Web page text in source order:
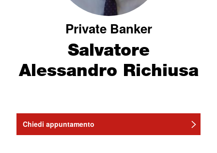
Private Banker
Salvatore
Alessandro Richiusa
Chiedi appuntamento